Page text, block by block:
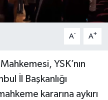
A- A+
YSK’nın
İl Başkanlığı
kararına aykırı